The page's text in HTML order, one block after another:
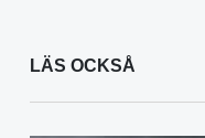
LÄS OCKSÅ